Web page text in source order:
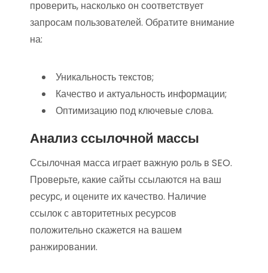
проверить, насколько он соответствует
запросам пользователей. Обратите внимание
на:
Уникальность текстов;
Качество и актуальность информации;
Оптимизацию под ключевые слова.
Анализ ссылочной массы
Ссылочная масса играет важную роль в SEO.
Проверьте, какие сайты ссылаются на ваш
ресурс, и оцените их качество. Наличие
ссылок с авторитетных ресурсов
положительно скажется на вашем
ранжировании.